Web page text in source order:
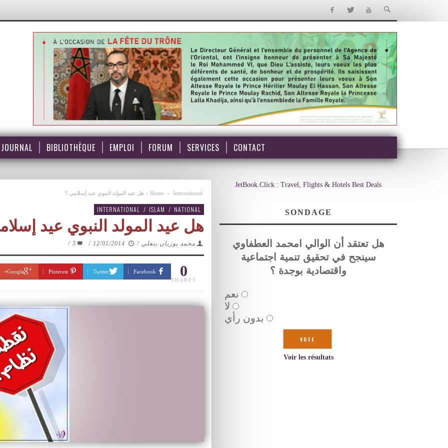
JOURNAL BIBLIOTHÈQUE EMPLOI FORUM SERVICES CONTACT
Home » International
» هل عيد المولد النبوي عيد إسلامي ؟
INTERNATIONAL / ISLAM / NATIONAL
هل عيد المولد النبوي عيد
محمد بوزيان بنعلي /
12/01/2014
/
3
/
0
SHARES
Facebook
Twitter
Pinterest
Google+
JetBook.Click : Travel, Flights & Hotels Best Deals
SONDAGE
هل تعتقد أن الوالي امحمد العطفاوي
سينجح في تحقيق تنمية اجتماعية
واقتصادية بوجدة ؟
نعم
لا
بدون رأي
Voir les résultats